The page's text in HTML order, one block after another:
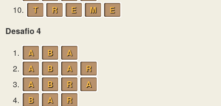
10.
T R E M
E
Desafio 4
1.
A B
A
2.
A B A
R
3.
A B R
A
4.
B A
R